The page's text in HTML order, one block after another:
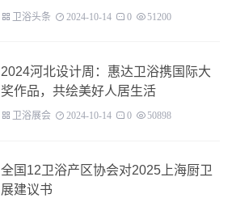
卫浴头条 2024-10-14 0 51200
2024河北设计周：惠达卫浴携国际大
奖作品，共绘美好人居生活
卫浴展会 2024-10-14 0 50898
全国12卫浴产区协会对2025上海厨卫
展建议书